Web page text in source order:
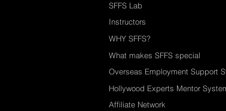
Instructors
SFFS Lab
WHY SFFS?
What makes SFFS special
Hollywood Experts Mentor
Overseas Employment Support
Affiliate Network